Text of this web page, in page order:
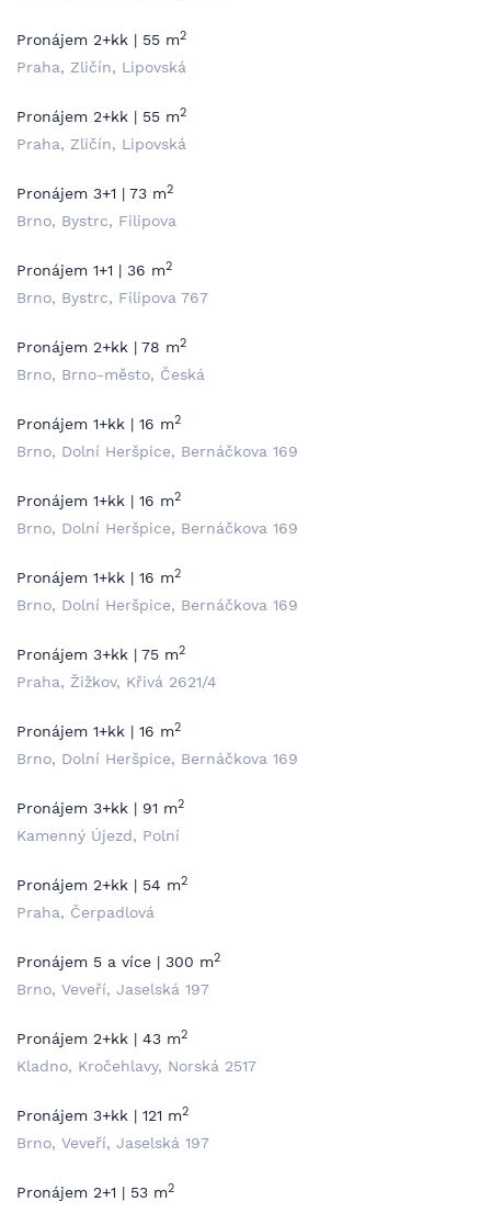
Pronájem 2+kk | 55 m2
Praha, Zličín, Lipovská
Pronájem 2+kk | 55 m2
Praha, Zličín, Lipovská
Pronájem 3+1 | 73 m2
Brno, Bystrc, Filipova
Pronájem 1+1 | 36 m2
Brno, Bystrc, Filipova 767
Pronájem 2+kk | 78 m2
Brno, Brno-město, Česká
Pronájem 1+kk | 16 m2
Brno, Dolní Heršpice, Bernáčkova 169
Pronájem 1+kk | 16 m2
Brno, Dolní Heršpice, Bernáčkova 169
Pronájem 1+kk | 16 m2
Brno, Dolní Heršpice, Bernáčkova 169
Pronájem 3+kk | 75 m2
Praha, Žižkov, Křivá 2621/4
Pronájem 1+kk | 16 m2
Brno, Dolní Heršpice, Bernáčkova 169
Pronájem 3+kk | 91 m2
Kamenný Újezd, Polní
Pronájem 2+kk | 54 m2
Praha, Čerpadlová
Pronájem 5 a více | 300 m2
Brno, Veveří, Jaselská 197
Pronájem 2+kk | 43 m2
Kladno, Kročehlavy, Norská 2517
Pronájem 3+kk | 121 m2
Brno, Veveří, Jaselská 197
Pronájem 2+1 | 53 m2